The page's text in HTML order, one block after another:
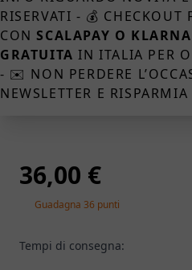
RISERVATI - 💰 CHECKOUT
CON SCALAPAY O KLARNA
GRATUITA IN ITALIA PER
- ✉️ NON PERDERE
NEWSLETTER E
36,00 €
Guadagna 36 punti
Tempi di consegna: